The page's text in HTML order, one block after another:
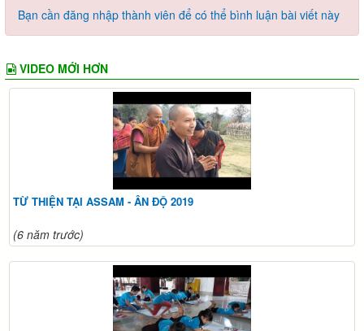
Bạn cần đăng nhập thành viên để có thể bình luận bài viết này
VIDEO MỚI HƠN
TỪ THIỆN TẠI ASSAM - ÂN ĐỘ 2019
(6 năm trước)